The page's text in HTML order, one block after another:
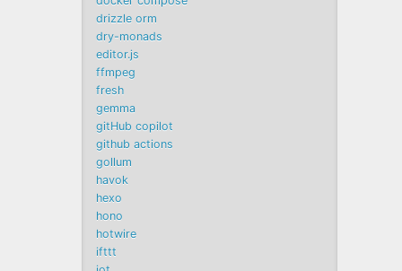
drizzle orm
dry-monads
editor.js
ffmpeg
fresh
gemma
gitHub copilot
github actions
gollum
havok
hexo
hono
hotwire
ifttt